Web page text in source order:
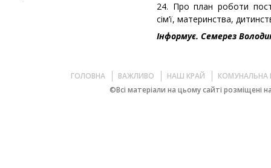
24. Про план роботи
сім’ї, материнства,
Інформує. Семерез
ГОЛОВНА ВАЖЛИВО НАШ КРАЙ
КОМУНАЛЬНА
©Всі матеріали на цьому сайті розміщені